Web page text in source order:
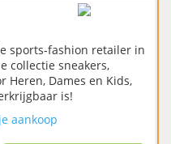
sports-fashion retailer in
collectie sneakers,
Heren, Dames en Kids,
is!
aankoop